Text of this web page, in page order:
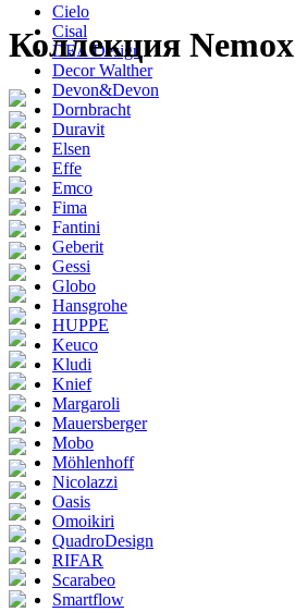
Cielo
Cisal
DEA Design
Decor Walther
Devon&Devon
Dornbracht
Duravit
Elsen
Effe
Emco
Fima
Fantini
Geberit
Gessi
Globo
Hansgrohe
HUPPE
Keuco
Kludi
Knief
Margaroli
Mauersberger
Mobo
Möhlenhoff
Nicolazzi
Oasis
Omoikiri
QuadroDesign
RIFAR
Scarabeo
Smartflow
Коллекция Nemox